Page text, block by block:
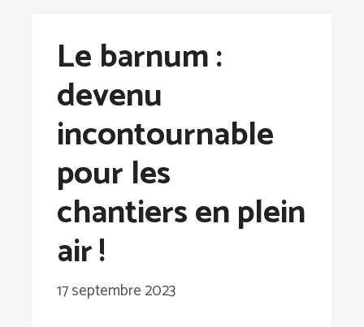
Le barnum :
devenu
incontournable
pour les
chantiers en plein
air !
17 septembre 2023